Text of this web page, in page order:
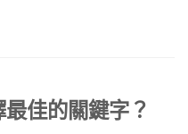
佳的關鍵字？